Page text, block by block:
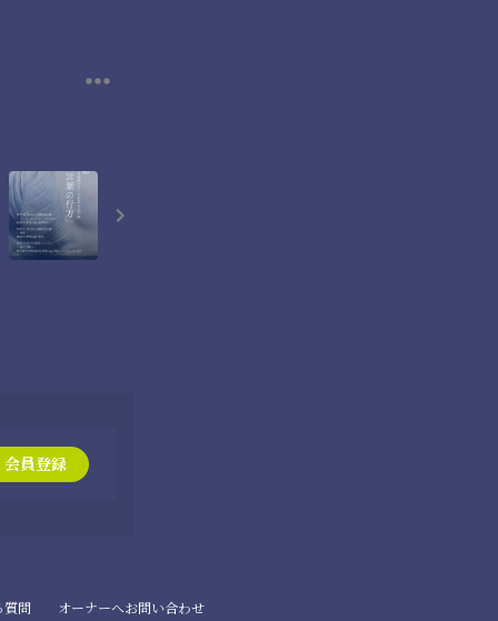
会員登録
質問 オーナーへお問い合わせ